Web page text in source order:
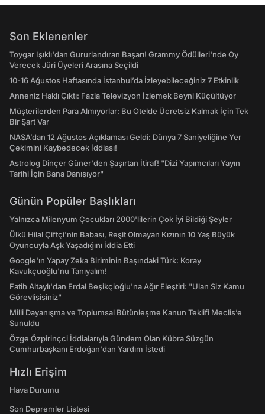
Son Eklenenler
Toygar Işıklı'dan Gururlandıran Başarı! Grammy Ödülleri'nde Oy
Verecek Jüri Üyeleri Arasına Seçildi
10-16 Ağustos Haftasında İstanbul’da İzleyebileceğiniz 7 Etkinlik
Anneniz Haklı Çıktı: Fazla Televizyon İzlemek Beyni Küçültüyor
Müşterilerden Para Almıyorlar: Bu Otelde Ücretsiz Kalmak İçin Tek
Bir Şart Var
NASA’dan 12 Ağustos Açıklaması Geldi: Dünya 7 Saniyeliğine Yer
Çekimini Kaybedecek İddiası!
Astrolog Dinçer Güner'den Şaşırtan İtiraf! "Dizi Yapımcıları Yayın
Tarihi İçin Bana Danışıyor"
Günün Popüler Başlıkları
Yalnızca Milenyum Çocukları 2000'lilerin Çok İyi Bildiği Şeyler
Ülkü Hilal Çiftçi'nin Babası, Reşit Olmayan Kızının 10 Yaş Büyük
Oyuncuyla Aşk Yaşadığını İddia Etti
Google'ın Yapay Zeka Biriminin Başındaki Türk: Koray
Kavukçuoğlu'nu Tanıyalım!
Fatih Altaylı'dan Erdal Beşikçioğlu'na Ağır Eleştiri: "Ulan Siz Kamu
Görevlisisiniz"
Milli Dayanışma ve Toplumsal Bütünleşme Kanun Teklifi Meclis’e
Sunuldu
Özge Özpirinçci İddialarıyla Gündem Olan Kübra Süzgün
Cumhurbaşkanı Erdoğan'dan Yardım İstedi
Hızlı Erişim
Hava Durumu
Son Depremler Listesi